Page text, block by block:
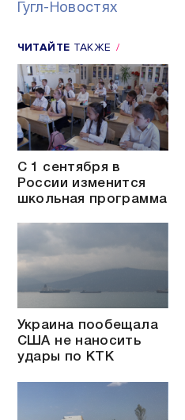
Гугл-Новостях
ЧИТАЙТЕ ТАКЖЕ
С 1 сентября в
России изменится
школьная программа
Украина пообещала
США не наносить
удары по КТК